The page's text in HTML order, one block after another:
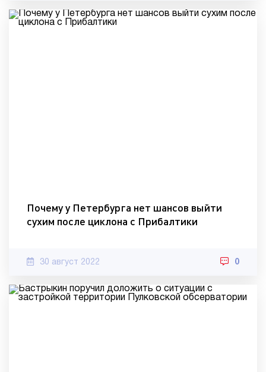
Почему у Петербурга нет шансов выйти
сухим после циклона с Прибалтики
30 август 2022 0